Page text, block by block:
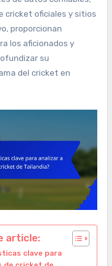
cricket oficiales y sitios
proporcionan
los aficionados y
su
del cricket en
article:
clave para